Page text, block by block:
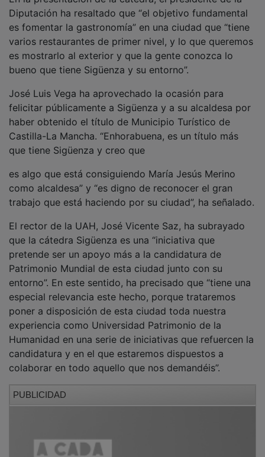
es fomentar la gastronomía” en una ciudad que “tiene
varios restaurantes de primer nivel, y lo que queremos
es mostrarlo al exterior y que la gente conozca lo
bueno que tiene Sigüenza y su entorno”.
José Luis Vega ha aprovechado la ocasión para
felicitar públicamente a Sigüenza y a su alcaldesa por
haber obtenido el título de Municipio Turístico de
Castilla-La Mancha. “Enhorabuena, es un título más
que tiene Sigüenza y creo que
es algo que está consiguiendo María Jesús Merino
como alcaldesa” y “es digno de reconocer el gran
trabajo que está haciendo por su ciudad”, ha señalado.
El rector de la UAH, José Vicente Saz, ha subrayado
que la cátedra Sigüenza es una “iniciativa que
pretende ser un apoyo más a la candidatura de
Patrimonio Mundial de esta ciudad junto con su
entorno”. En este sentido, ha precisado que “tiene una
especial relevancia este hecho, porque trataremos
poner a disposición de esta ciudad toda nuestra
experiencia como Universidad Patrimonio de la
Humanidad en una serie de iniciativas que refuercen la
candidatura y en el que estaremos dispuestos a
colaborar en todo aquello que nos demandéis”.